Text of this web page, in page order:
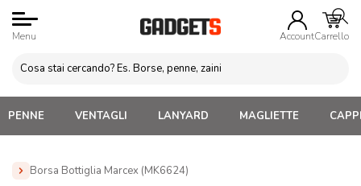
Menu AccountCarrello
PENNE VENTAGLI LANYARD MAGLIETTE
Borsa Bottiglia Marcex (MK6624)